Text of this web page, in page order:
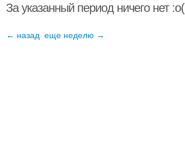
За указанный период ничего нет :o(
← назад еще неделю →